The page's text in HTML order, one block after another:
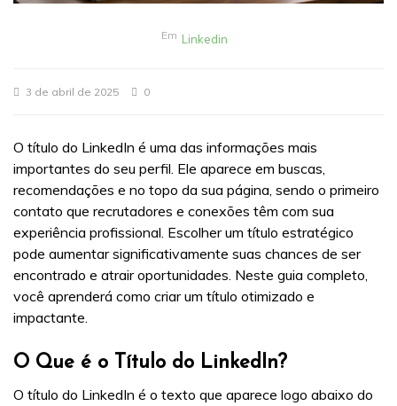
Em Linkedin
3 de abril de 2025 0
O título do LinkedIn é uma das informações mais
importantes do seu perfil. Ele aparece em buscas,
recomendações e no topo da sua página, sendo o primeiro
contato que recrutadores e conexões têm com sua
experiência profissional. Escolher um título estratégico
pode aumentar significativamente suas chances de ser
encontrado e atrair oportunidades. Neste guia completo,
você aprenderá como criar um título otimizado e
impactante.
O Que é o Título do LinkedIn?
O título do LinkedIn é o texto que aparece logo abaixo do